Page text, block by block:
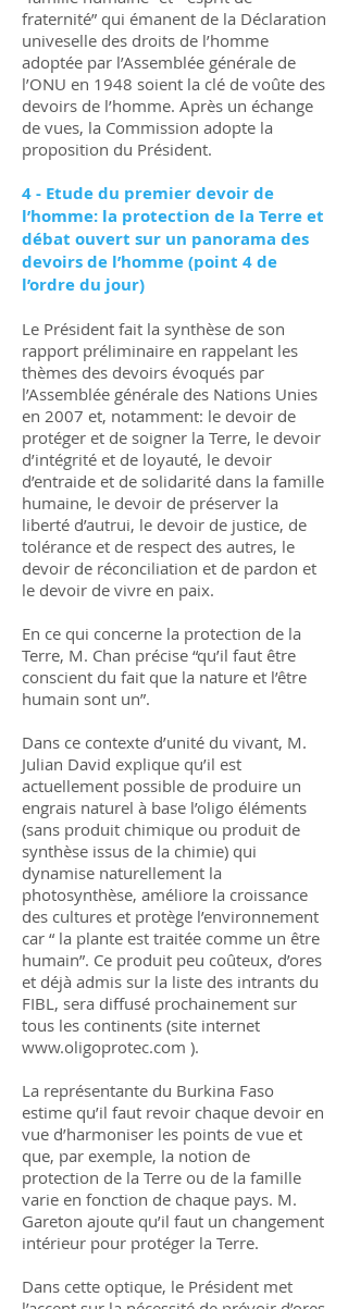
fraternité” qui émanent de la Déclaration
univeselle des droits de l’homme
adoptée par l’Assemblée générale de
l’ONU en 1948 soient la clé de voûte des
devoirs de l’homme. Après un échange
de vues, la Commission adopte la
proposition du Président.
4 - Etude du premier devoir de
l’homme: la protection de la Terre et
débat ouvert sur un panorama des
devoirs de l’homme (point 4 de
l’ordre du jour)
Le Président fait la synthèse de son
rapport préliminaire en rappelant les
thèmes des devoirs évoqués par
l’Assemblée générale des Nations Unies
en 2007 et, notamment: le devoir de
protéger et de soigner la Terre, le devoir
d’intégrité et de loyauté, le devoir
d’entraide et de solidarité dans la famille
humaine, le devoir de préserver la
liberté d’autrui, le devoir de justice, de
tolérance et de respect des autres, le
devoir de réconciliation et de pardon et
le devoir de vivre en paix.
En ce qui concerne la protection de la
Terre, M. Chan précise “qu’il faut être
conscient du fait que la nature et l’être
humain sont un”.
Dans ce contexte d’unité du vivant, M.
Julian David explique qu’il est
actuellement possible de produire un
engrais naturel à base l’oligo éléments
(sans produit chimique ou produit de
synthèse issus de la chimie) qui
dynamise naturellement la
photosynthèse, améliore la croissance
des cultures et protège l’environnement
car “ la plante est traitée comme un être
humain”. Ce produit peu coûteux, d’ores
et déjà admis sur la liste des intrants du
FIBL, sera diffusé prochainement sur
tous les continents (site internet
www.oligoprotec.com ).
La représentante du Burkina Faso
estime qu’il faut revoir chaque devoir en
vue d’harmoniser les points de vue et
que, par exemple, la notion de
protection de la Terre ou de la famille
varie en fonction de chaque pays. M.
Gareton ajoute qu’il faut un changement
intérieur pour protéger la Terre.
Dans cette optique, le Président met